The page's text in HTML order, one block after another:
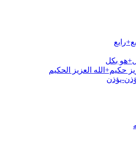
بکل
حکیم+الله العزیز الحکیم
يؤذن